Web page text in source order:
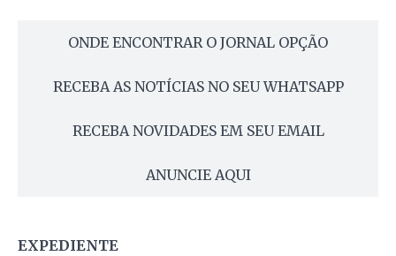
ONDE ENCONTRAR O JORNAL OPÇÃO
RECEBA AS NOTÍCIAS NO SEU WHATSAPP
RECEBA NOVIDADES EM SEU EMAIL
ANUNCIE AQUI
EXPEDIENTE